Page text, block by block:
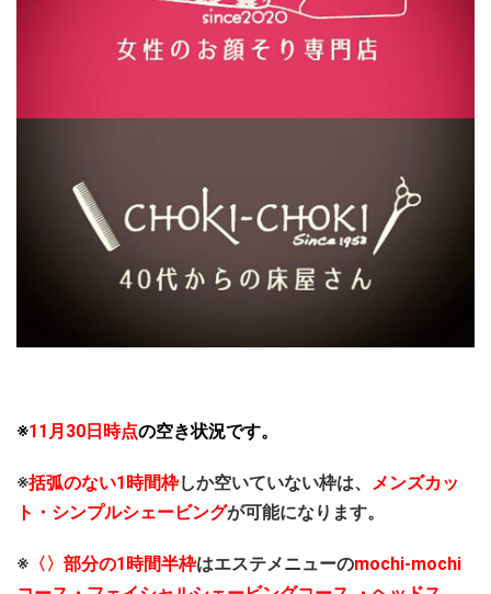
※11月30日時点の空き状況です。
※括弧のない1時間枠しか空いていない枠は、 メンズカッ
ト・シンプルシェービングが可能になります。
※ 〈〉部分の1時間半枠はエステメニューのmochi-mochi